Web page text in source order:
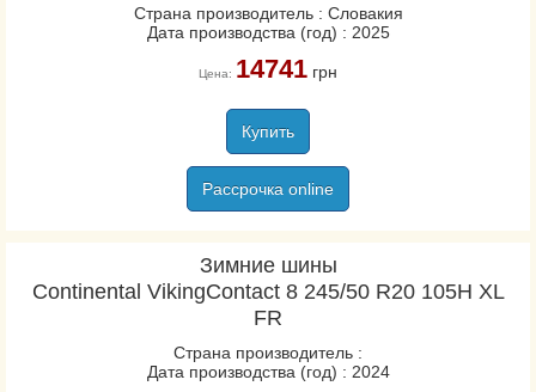
Страна производитель : Словакия
Дата производства (год) : 2025
Цена: 14741грн
Купить
Рассрочка online
Зимние шины
Continental VikingContact 8 245/50 R20 105H XL
FR
Страна производитель :
Дата производства (год) : 2024